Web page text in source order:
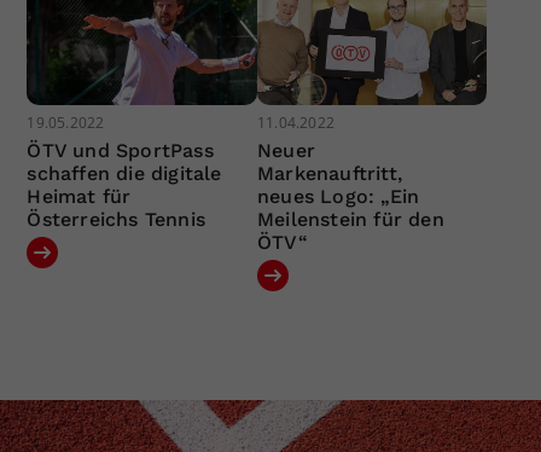
19.05.2022
ÖTV und SportPass
schaffen die digitale
Heimat für
Österreichs Tennis
11.04.2022
Neuer
Markenauftritt,
neues Logo: „Ein
Meilenstein für den
ÖTV“